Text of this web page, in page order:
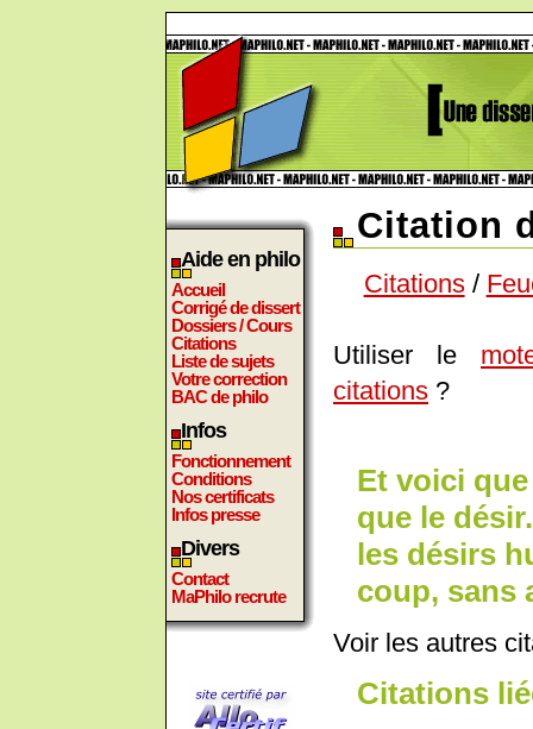
Aide en philo
Accueil
Corrigé de dissert
Dossiers / Cours
Citations
Liste de sujets
Votre correction
BAC de philo
Infos
Fonctionnement
Conditions
Nos certificats
Infos presse
Divers
Contact
MaPhilo recrute
Citation
Citations/
Utiliser le
citations ?
Et voici
que le
les désirs
coup, sans
Voir les autres
Citations